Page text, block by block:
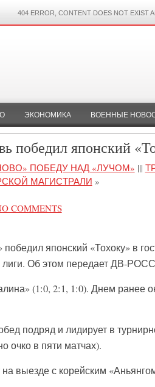
404 ERROR, CONTENT DOES NOT EXIST
ЭКОНОМИКА ВОЕННЫЕ
победил японский
ПОБЕДУ НАД «ЛУЧОМ» |||
МАГИСТРАЛИ »
COMMENTS
японский «Тохоку» в
лиги. Об этом передает ДВ-
(1:0, 2:1, 1:0). Днем ранее
подряд и лидирует в
очко в пяти матчах).
на выезде с корейским